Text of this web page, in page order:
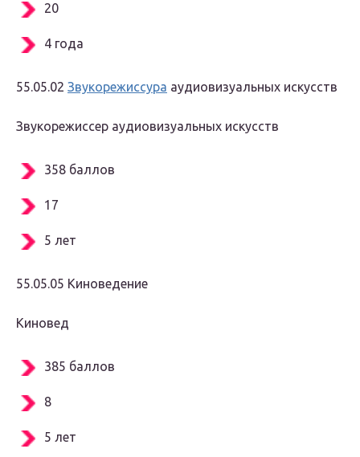
20
4 года
55.05.02 Звукорежиссура аудиовизуальных искусств
Звукорежиссер аудиовизуальных искусств
358 баллов
17
5 лет
55.05.05 Киноведение
Киновед
385 баллов
8
5 лет